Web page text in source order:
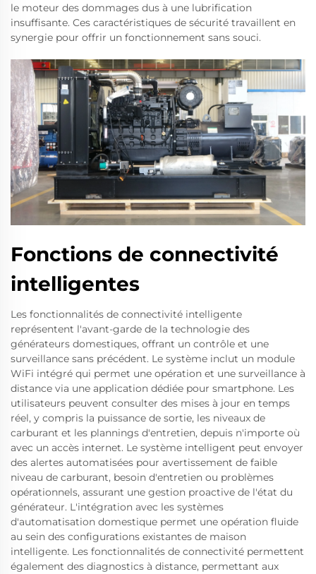
le moteur des dommages dus à une lubrification
insuffisante. Ces caractéristiques de sécurité travaillent en
synergie pour offrir un fonctionnement sans souci.
Fonctions de connectivité
intelligentes
Les fonctionnalités de connectivité intelligente
représentent l'avant-garde de la technologie des
générateurs domestiques, offrant un contrôle et une
surveillance sans précédent. Le système inclut un module
WiFi intégré qui permet une opération et une surveillance à
distance via une application dédiée pour smartphone. Les
utilisateurs peuvent consulter des mises à jour en temps
réel, y compris la puissance de sortie, les niveaux de
carburant et les plannings d'entretien, depuis n'importe où
avec un accès internet. Le système intelligent peut envoyer
des alertes automatisées pour avertissement de faible
niveau de carburant, besoin d'entretien ou problèmes
opérationnels, assurant une gestion proactive de l'état du
générateur. L'intégration avec les systèmes
d'automatisation domestique permet une opération fluide
au sein des configurations existantes de maison
intelligente. Les fonctionnalités de connectivité permettent
également des diagnostics à distance, permettant aux